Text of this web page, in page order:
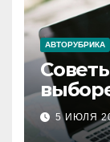
АВТОРУБРИКА
5 ИЮЛЯ